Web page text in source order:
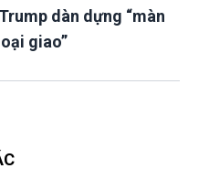
dàn dựng “màn
giao”